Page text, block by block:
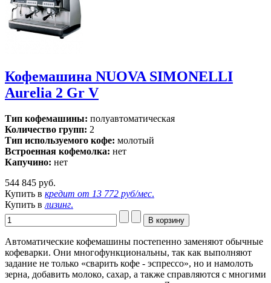
Кофемашина NUOVA SIMONELLI
Aurelia 2 Gr V
Тип кофемашины: полуавтоматическая
Количество групп: 2
Тип используемого кофе: молотый
Встроенная кофемолка: нет
Капучино: нет
544 845 руб.
Купить в кредит от 13 772 руб/мес.
Купить в лизинг.
Автоматические кофемашины постепенно заменяют обычные
кофеварки. Они многофункциональны, так как выполняют
задание не только «сварить кофе - эспрессо», но и намолоть
зерна, добавить молоко, сахар, а также справляются с многими